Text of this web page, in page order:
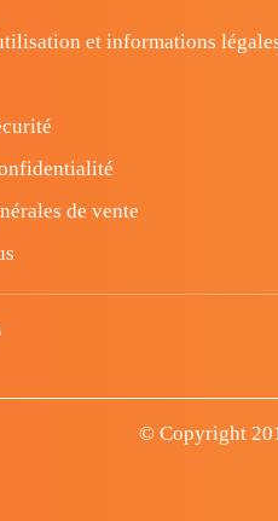
et informations
de vente
© Copyright